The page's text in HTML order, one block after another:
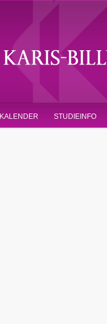
KALENDER STUDIEINFO